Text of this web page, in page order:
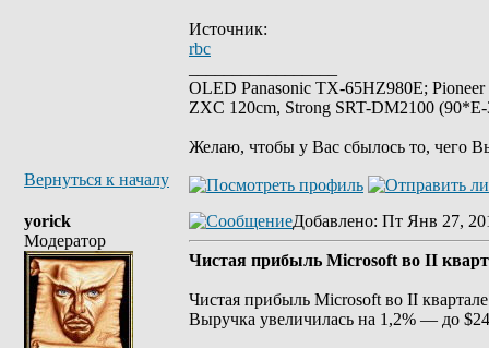
Источник:
rbc
OLED Panasonic TX-65HZ980E;
ZXC 120cm, Strong SRT-DM2100
Желаю, чтобы у Вас сбылось то, чего
Вернуться к началу
yorick
Модератор
Добавлено: Пт Янв 27,
Чистая прибыль Microsoft во II
Чистая прибыль Microsoft во II
Выручка увеличилась на 1,2% — до